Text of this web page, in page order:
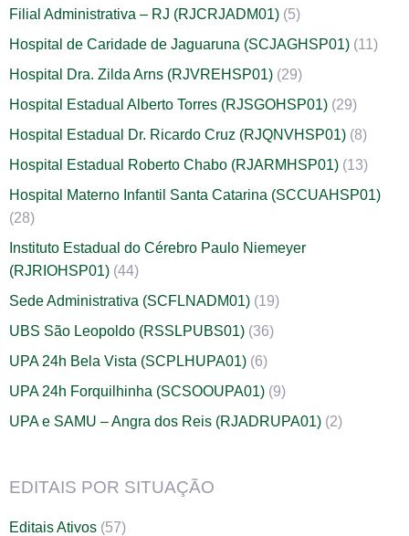
Filial Administrativa – RJ (RJCRJADM01) (5)
Hospital de Caridade de Jaguaruna (SCJAGHSP01) (11)
Hospital Dra. Zilda Arns (RJVREHSP01) (29)
Hospital Estadual Alberto Torres (RJSGOHSP01) (29)
Hospital Estadual Dr. Ricardo Cruz (RJQNVHSP01) (8)
Hospital Estadual Roberto Chabo (RJARMHSP01) (13)
Hospital Materno Infantil Santa Catarina (SCCUAHSP01)
(28)
Instituto Estadual do Cérebro Paulo Niemeyer
(RJRIOHSP01) (44)
Sede Administrativa (SCFLNADM01) (19)
UBS São Leopoldo (RSSLPUBS01) (36)
UPA 24h Bela Vista (SCPLHUPA01) (6)
UPA 24h Forquilhinha (SCSOOUPA01) (9)
UPA e SAMU – Angra dos Reis (RJADRUPA01) (2)
EDITAIS POR SITUAÇÃO
Editais Ativos (57)